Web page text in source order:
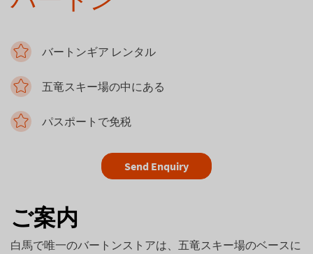
バートンギア レンタル
五竜スキー場の中にある
パスポートで免税
Send Enquiry
ご案内
白馬で唯一のバートンストアは、五竜スキー場のベースに